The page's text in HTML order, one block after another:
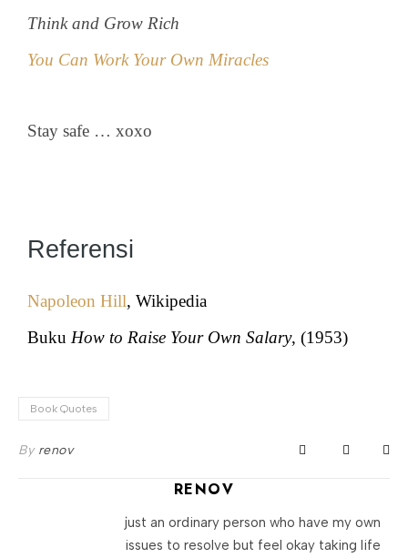
Think and Grow Rich
You Can Work Your Own Miracles
Stay safe … xoxo
Referensi
Napoleon Hill, Wikipedia
Buku How to Raise Your Own Salary, (1953)
Book Quotes
By renov
RENOV
just an ordinary person who have my own
issues to resolve but feel okay taking life